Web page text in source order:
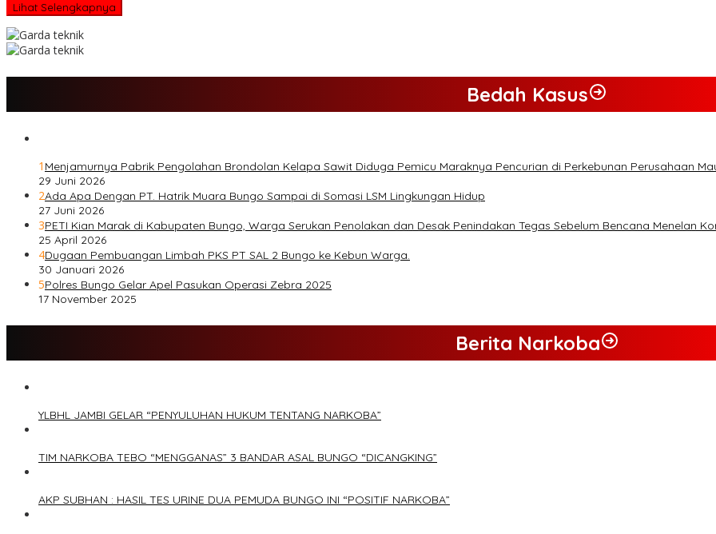
Lihat Selengkapnya
Bedah Kasus
1 Menjamurnya Pabrik Pengolahan Brondolan Kelapa Sawit Diduga Pemicu Maraknya Pencurian di Perkebunan Perusahaan
29 Juni 2026
2Ada Apa Dengan PT. Hatrik Muara Bungo Sampai di Somasi LSM Lingkungan Hidup
27 Juni 2026
3PETI Kian Marak di Kabupaten Bungo, Warga Serukan Penolakan dan Desak Penindakan Tegas Sebelum Bencana Menelan
25 April 2026
4Dugaan Pembuangan Limbah PKS PT SAL 2 Bungo ke Kebun Warga.
30 Januari 2026
5Polres Bungo Gelar Apel Pasukan Operasi Zebra 2025
17 November 2025
Berita Narkoba
YLBHL JAMBI GELAR “PENYULUHAN HUKUM TENTANG NARKOBA”
TIM NARKOBA TEBO “MENGGANAS” 3 BANDAR ASAL BUNGO “DICANGKING”
AKP SUBHAN : HASIL TES URINE DUA PEMUDA BUNGO INI “POSITIF NARKOBA”